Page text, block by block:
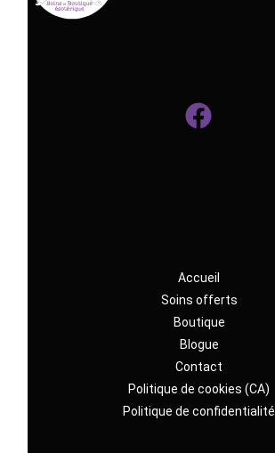
Accueil
Soins offerts
Boutique
Blogue
Contact
Politique de cookies (CA)
Politique de confidentialité